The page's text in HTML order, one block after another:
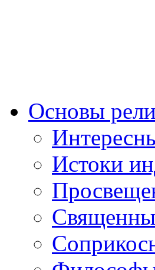
Основы
Истоки